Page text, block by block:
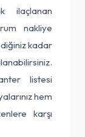
ilaçlanan
nakliye
kadar
listesi
hem
karşı